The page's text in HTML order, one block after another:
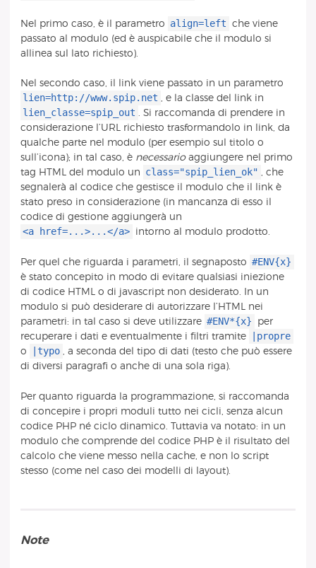
Nel primo caso, è il parametro align=left che viene
passato al modulo (ed è auspicabile che il modulo si
allinea sul lato richiesto).
Nel secondo caso, il link viene passato in un parametro
lien=http://www.spip.net , e la classe del link in
lien_classe=spip_out . Si raccomanda di prendere in
considerazione l’URL richiesto trasformandolo in link, da
qualche parte nel modulo (per esempio sul titolo o
sull’icona); in tal caso, è necessarioaggiungere nel primo
tag HTML del modulo un class="spip_lien_ok" , che
segnalerà al codice che gestisce il modulo che il link è
stato preso in considerazione (in mancanza di esso il
codice di gestione aggiungerà un
<a href=...>...</a> intorno al modulo prodotto.
Per quel che riguarda i parametri, il segnaposto #ENV{x}
è stato concepito in modo di evitare qualsiasi iniezione
di codice HTML o di javascript non desiderato. In un
modulo si può desiderare di autorizzare l’HTML nei
parametri: in tal caso si deve utilizzare #ENV*{x}
per
recuperare i dati e eventualmente i filtri tramite
|propre
o |typo
, a seconda del tipo di dati (testo che può essere
di diversi paragrafi o anche di una sola riga).
Per quanto riguarda la programmazione, si raccomanda
di concepire i propri moduli tutto nei cicli, senza alcun
codice PHP né ciclo dinamico. Tuttavia va notato: in un
modulo che comprende del codice PHP è il risultato del
calcolo che viene messo nella cache, e non lo script
stesso (come nel caso dei modelli di layout).
Note